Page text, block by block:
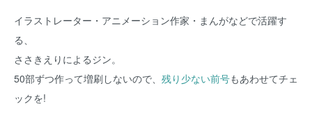
イラストレーター・アニメーション作家・まんがなどで活躍す
る、
ささきえりによるジン。
50部ずつ作って増刷しないので、 残り少ない前号もあわせてチェ
ックを!